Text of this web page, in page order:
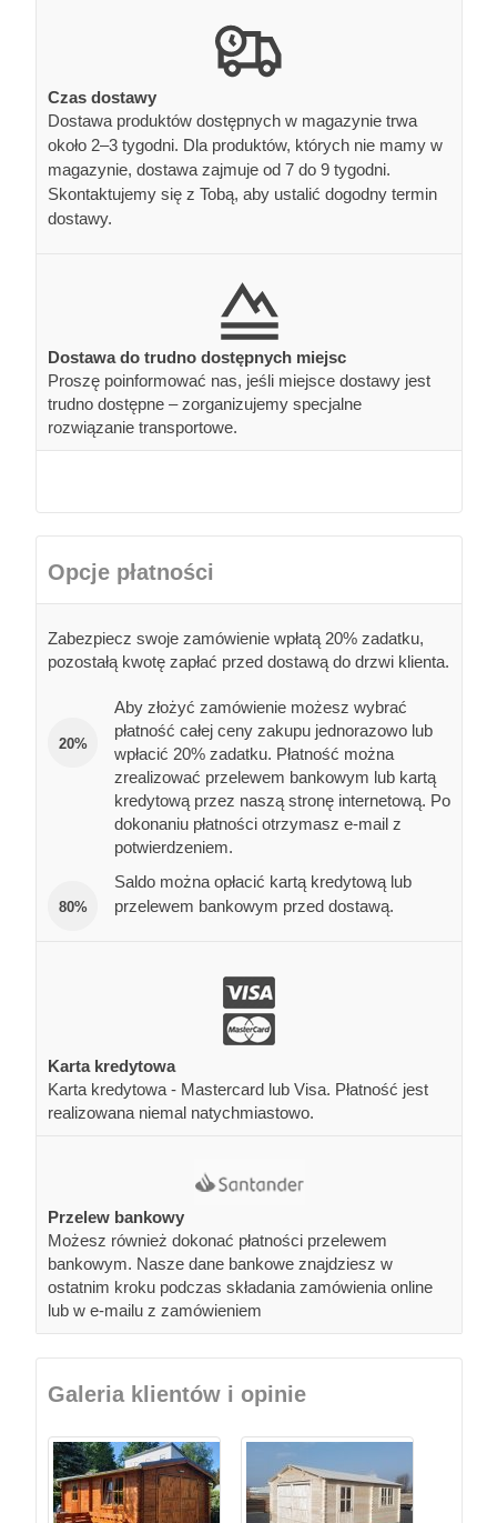
Czas dostawy
Dostawa produktów dostępnych w magazynie trwa
około 2–3 tygodni. Dla produktów, których nie mamy w
magazynie, dostawa zajmuje od 7 do 9 tygodni.
Skontaktujemy się z Tobą, aby ustalić dogodny termin
dostawy.
Dostawa do trudno dostępnych miejsc
Proszę poinformować nas, jeśli miejsce dostawy jest
trudno dostępne – zorganizujemy specjalne
rozwiązanie transportowe.
Opcje płatności
Zabezpiecz swoje zamówienie wpłatą 20% zadatku,
pozostałą kwotę zapłać przed dostawą do drzwi klienta.
20%
Aby złożyć zamówienie możesz wybrać
płatność całej ceny zakupu jednorazowo lub
wpłacić 20% zadatku. Płatność można
zrealizować przelewem bankowym lub kartą
kredytową przez naszą stronę internetową. Po
dokonaniu płatności otrzymasz e-mail z
potwierdzeniem.
80%
Saldo można opłacić kartą kredytową lub
przelewem bankowym przed dostawą.
Karta kredytowa
Karta kredytowa - Mastercard lub Visa. Płatność jest
realizowana niemal natychmiastowo.
Przelew bankowy
Możesz również dokonać płatności przelewem
bankowym. Nasze dane bankowe znajdziesz w
ostatnim kroku podczas składania zamówienia online
lub w e-mailu z zamówieniem
Galeria klientów i opinie